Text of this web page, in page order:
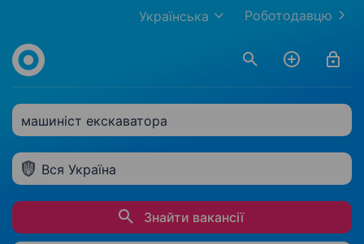
Роботодавцю
Українська
машиніст екскаватора
Вся Україна
Знайти вакансії